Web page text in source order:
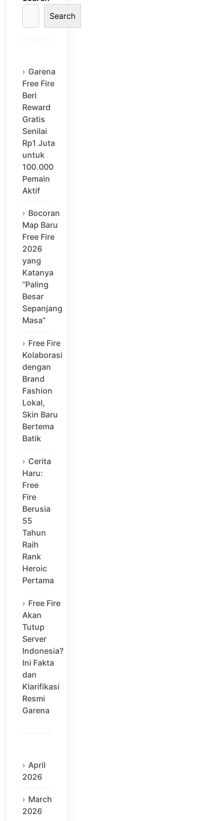
Search
Garena
Free Fire
Beri
Reward
Gratis
Senilai
Rp1 Juta
untuk
100.000
Pemain
Aktif
Bocoran
Map Baru
Free Fire
2026
yang
Katanya
“Paling
Besar
Sepanjang
Masa”
Free Fire
Kolaborasi
dengan
Brand
Fashion
Lokal,
Skin Baru
Bertema
Batik
Cerita
Haru:
Free
Fire
Berusia
55
Tahun
Raih
Rank
Heroic
Pertama
Free Fire
Akan
Tutup
Server
Indonesia?
Ini Fakta
dan
Klarifikasi
Resmi
Garena
April
2026
March
2026